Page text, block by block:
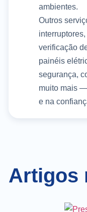
ambientes.
Outros
verificação
painéis
segurança,
muito mais
e na
Artigos